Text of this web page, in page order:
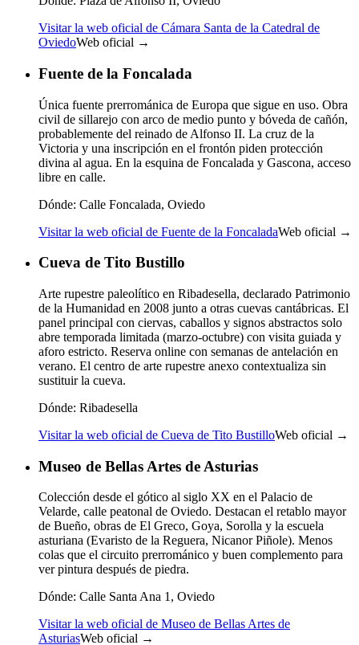
Visitar la web oficial de Cámara Santa de la Catedral de
OviedoWeb oficial →
Fuente de la Foncalada
Única fuente prerrománica de Europa que sigue en uso. Obra
civil de sillarejo con arco de medio punto y bóveda de cañón,
probablemente del reinado de Alfonso II. La cruz de la
Victoria y una inscripción en el frontón piden protección
divina al agua. En la esquina de Foncalada y Gascona, acceso
libre en calle.
Dónde: Calle Foncalada, Oviedo
Visitar la web oficial de Fuente de la FoncaladaWeb oficial →
Cueva de Tito Bustillo
Arte rupestre paleolítico en Ribadesella, declarado Patrimonio
de la Humanidad en 2008 junto a otras cuevas cantábricas. El
panel principal con ciervas, caballos y signos abstractos solo
abre temporada limitada (marzo-octubre) con visita guiada y
aforo estricto. Reserva online con semanas de antelación en
verano. El centro de arte rupestre anexo contextualiza sin
sustituir la cueva.
Dónde: Ribadesella
Visitar la web oficial de Cueva de Tito BustilloWeb oficial →
Museo de Bellas Artes de Asturias
Colección desde el gótico al siglo XX en el Palacio de
Velarde, calle peatonal de Oviedo. Destacan el retablo mayor
de Bueño, obras de El Greco, Goya, Sorolla y la escuela
asturiana (Evaristo de la Reguera, Nicanor Piñole). Menos
colas que el circuito prerrománico y buen complemento para
ver pintura después de piedra.
Dónde: Calle Santa Ana 1, Oviedo
Visitar la web oficial de Museo de Bellas Artes de
AsturiasWeb oficial →